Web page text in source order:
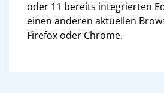
oder 11 bereits integrierten
einen anderen aktuellen
Firefox oder Chrome.